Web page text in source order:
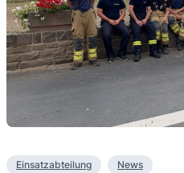
Einsatzabteilung News